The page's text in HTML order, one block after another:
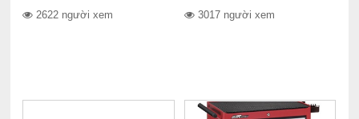
2622 người xem 3017 người xem